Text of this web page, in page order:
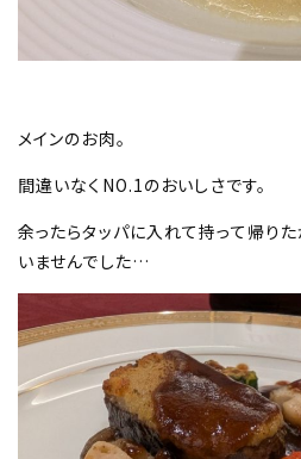
メインのお肉。
間違いなくNO.1のおいしさです。
余ったらタッパに入れて持って帰り
いませんでした…